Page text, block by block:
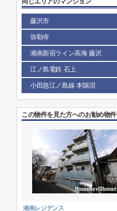
藤沢市
弥勒寺
湘南新宿ライン高海 藤沢
江ノ島電鉄 石上
小田急江ノ島線 本鵠沼
この物件を見た方へのお勧め物件
湘南レジデンス